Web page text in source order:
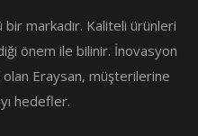
bir markadır. Kaliteli ürünleri
önem ile bilinir. İnovasyon
Eraysan, müşterilerine
hedefler.